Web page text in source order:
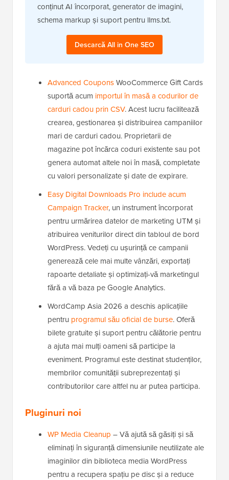
conținut AI încorporat, generator de imagini,
schema markup și suport pentru llms.txt.
Descarcă All in One SEO
Advanced CouponsWooCommerce Gift Cards
suportă acum importul în masă a codurilor de
carduri cadou prin CSV. Acest lucru facilitează
crearea, gestionarea și distribuirea campaniilor
mari de carduri cadou. Proprietarii de
magazine pot încărca coduri existente sau pot
genera automat altele noi în masă, completate
cu valori personalizate și date de expirare.
Easy Digital Downloads Pro include acum
Campaign Tracker, un instrument încorporat
pentru urmărirea datelor de marketing UTM și
atribuirea veniturilor direct din tabloul de bord
WordPress. Vedeți cu ușurință ce campanii
generează cele mai multe vânzări, exportați
rapoarte detaliate și optimizați-vă marketingul
fără a vă baza pe Google Analytics.
WordCamp Asia 2026 a deschis aplicațiile
pentru programul său oficial de burse. Oferă
bilete gratuite și suport pentru călătorie pentru
a ajuta mai mulți oameni să participe la
eveniment. Programul este destinat studenților,
membrilor comunității subreprezentați și
contributorilor care altfel nu ar putea participa.
Pluginuri noi
WP Media Cleanup – Vă ajută să găsiți și să
eliminați în siguranță dimensiunile neutilizate ale
imaginilor din biblioteca media WordPress
pentru a recupera spațiu pe disc și a reduce